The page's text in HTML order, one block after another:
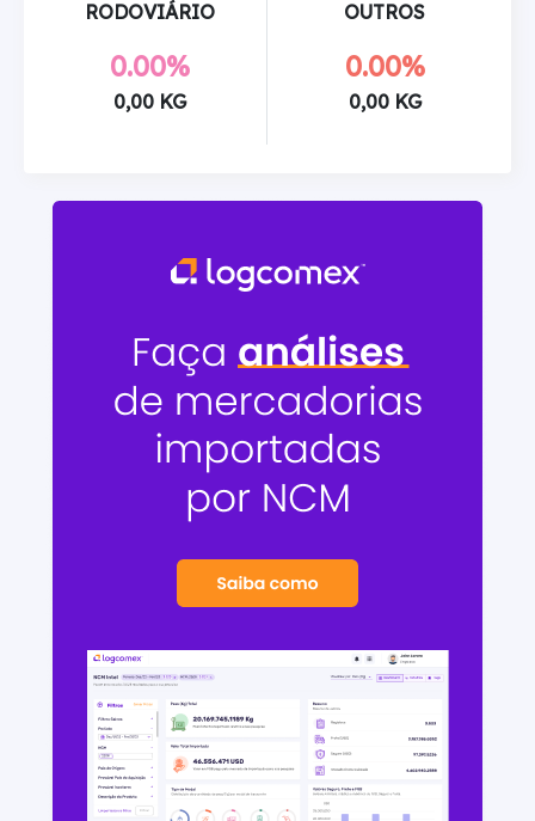
RODOVIÁRIO
0.00%
0,00 KG
OUTROS
0.00%
0,00 KG